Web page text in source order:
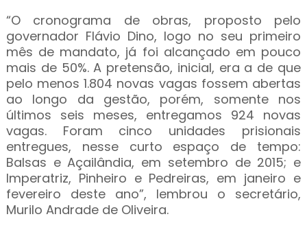
“O cronograma de obras, proposto pelo
governador Flávio Dino, logo no seu primeiro
mês de mandato, já foi alcançado em pouco
mais de 50%. A pretensão, inicial, era a de que
pelo menos 1.804 novas vagas fossem abertas
ao longo da gestão, porém, somente nos
últimos seis meses, entregamos 924 novas
vagas. Foram cinco unidades prisionais
entregues, nesse curto espaço de tempo:
Balsas e Açailândia, em setembro de 2015; e
Imperatriz, Pinheiro e Pedreiras, em janeiro e
fevereiro deste ano”, lembrou o secretário,
Murilo Andrade de Oliveira.